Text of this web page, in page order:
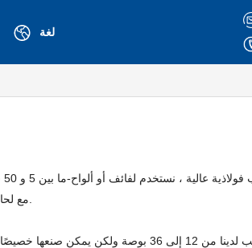
لغة
عادةً ما يتراوح قطر دعائم الأنابيب لدينا من 12